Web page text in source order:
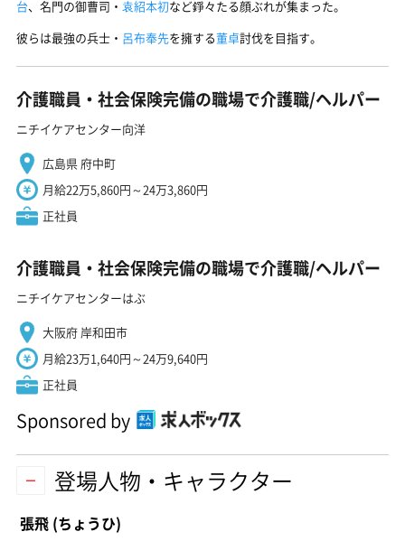
台、名門の御曹司・ 袁紹本初など錚々たる顔ぶれが集まった。
彼らは最強の兵士・ 呂布奉先を擁する董卓討伐を目指す。
介護職員・社会保険完備の職場で介護職/ヘルパー
ニチイケアセンター向洋
広島県 府中町
月給22万5,860円～24万3,860円
正社員
介護職員・社会保険完備の職場で介護職/ヘルパー
ニチイケアセンターはぶ
大阪府 岸和田市
月給23万1,640円～24万9,640円
正社員
Sponsored by
登場人物・キャラクター
張飛 (ちょうひ)